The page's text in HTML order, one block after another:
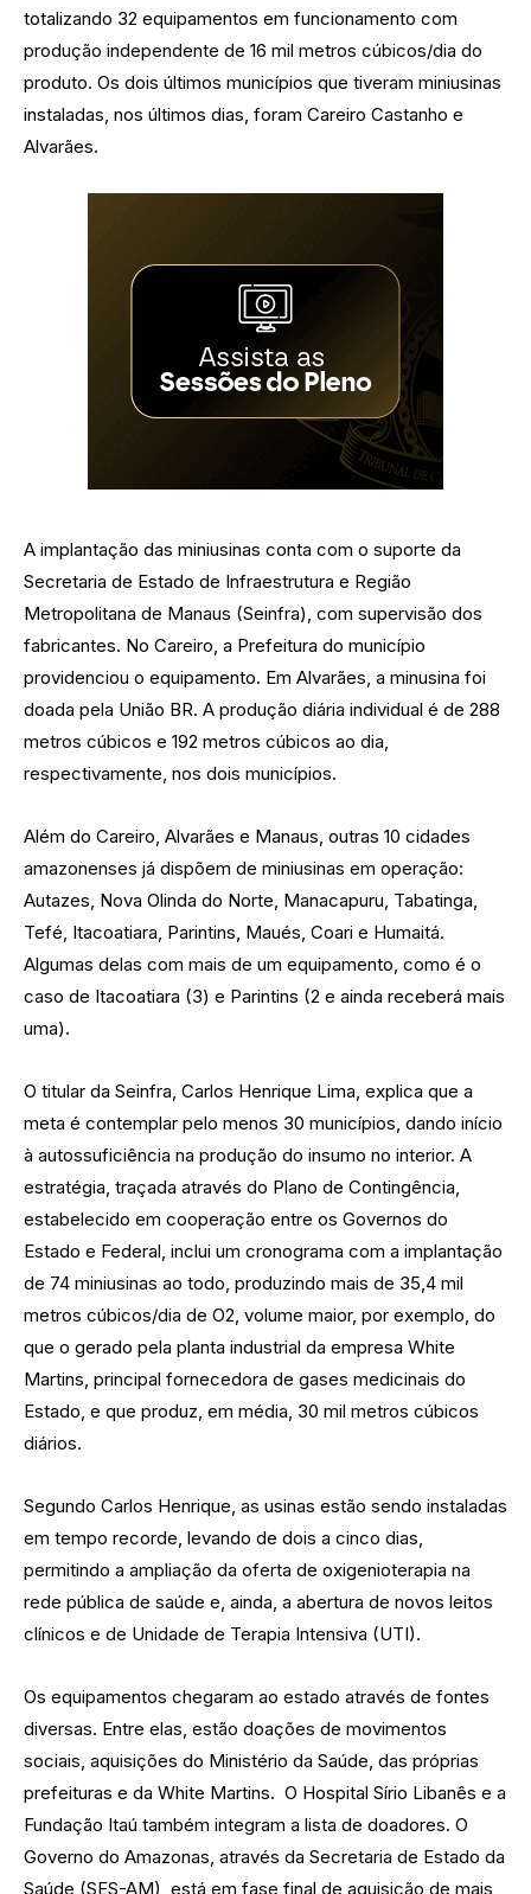
totalizando 32 equipamentos em funcionamento com
produção independente de 16 mil metros cúbicos/dia do
produto. Os dois últimos municípios que tiveram miniusinas
instaladas, nos últimos dias, foram Careiro Castanho e
Alvarães.
A implantação das miniusinas conta com o suporte da
Secretaria de Estado de Infraestrutura e Região
Metropolitana de Manaus (Seinfra), com supervisão dos
fabricantes. No Careiro, a Prefeitura do município
providenciou o equipamento. Em Alvarães, a minusina foi
doada pela União BR. A produção diária individual é de 288
metros cúbicos e 192 metros cúbicos ao dia,
respectivamente, nos dois municípios.
Além do Careiro, Alvarães e Manaus, outras 10 cidades
amazonenses já dispõem de miniusinas em operação:
Autazes, Nova Olinda do Norte, Manacapuru, Tabatinga,
Tefé, Itacoatiara, Parintins, Maués, Coari e Humaitá.
Algumas delas com mais de um equipamento, como é o
caso de Itacoatiara (3) e Parintins (2 e ainda receberá mais
uma).
O titular da Seinfra, Carlos Henrique Lima, explica que a
meta é contemplar pelo menos 30 municípios, dando início
à autossuficiência na produção do insumo no interior. A
estratégia, traçada através do Plano de Contingência,
estabelecido em cooperação entre os Governos do
Estado e Federal, inclui um cronograma com a implantação
de 74 miniusinas ao todo, produzindo mais de 35,4 mil
metros cúbicos/dia de O2, volume maior, por exemplo, do
que o gerado pela planta industrial da empresa White
Martins, principal fornecedora de gases medicinais do
Estado, e que produz, em média, 30 mil metros cúbicos
diários.
Segundo Carlos Henrique, as usinas estão sendo instaladas
em tempo recorde, levando de dois a cinco dias,
permitindo a ampliação da oferta de oxigenioterapia na
rede pública de saúde e, ainda, a abertura de novos leitos
clínicos e de Unidade de Terapia Intensiva (UTI).
Os equipamentos chegaram ao estado através de fontes
diversas. Entre elas, estão doações de movimentos
sociais, aquisições do Ministério da Saúde, das próprias
prefeituras e da White Martins. O Hospital Sírio Libanês e a
Fundação Itaú também integram a lista de doadores. O
Governo do Amazonas, através da Secretaria de Estado da
Saúde (SES-AM), está em fase final de aquisição de mais